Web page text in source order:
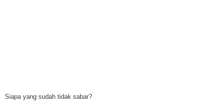
Siapa yang sudah tidak sabar?